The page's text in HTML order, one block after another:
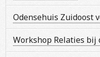
Odensehuis Zuidoost
Workshop Relaties bij